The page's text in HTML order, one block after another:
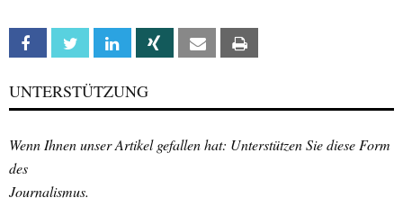
Facebook Twitter Linkedin Xing Email
UNTERSTÜTZUNG
Wenn Ihnen unser Artikel gefallen hat: Unterstützen Sie diese Form
des
Journalismus.